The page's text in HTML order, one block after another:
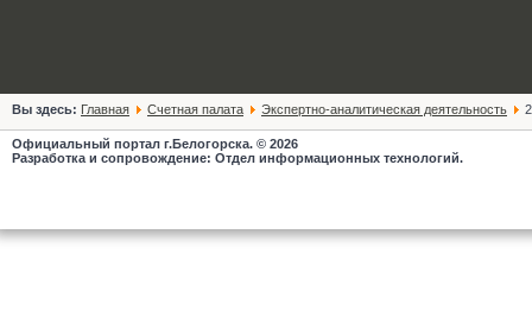
Вы здесь: Главная Счетная палата Экспертно-аналитическая деятельность
Официальный портал г.Белогорска. © 2026
Разработка и сопровождение: Отдел информационных технологий.